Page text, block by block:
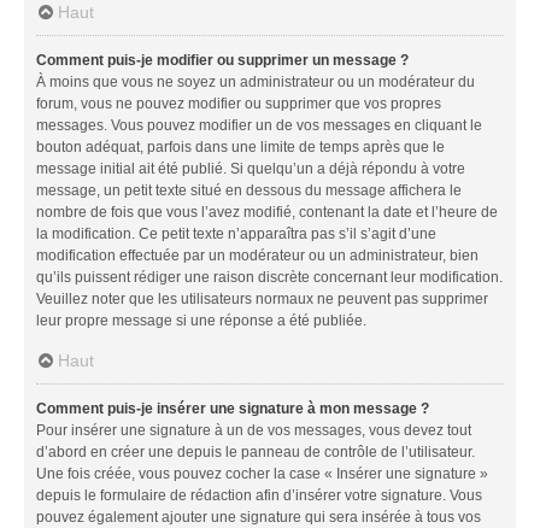
Haut
Comment puis-je modifier ou supprimer un message ?
À moins que vous ne soyez un administrateur ou un modérateur du
forum, vous ne pouvez modifier ou supprimer que vos propres
messages. Vous pouvez modifier un de vos messages en cliquant le
bouton adéquat, parfois dans une limite de temps après que le
message initial ait été publié. Si quelqu’un a déjà répondu à votre
message, un petit texte situé en dessous du message affichera le
nombre de fois que vous l’avez modifié, contenant la date et l’heure de
la modification. Ce petit texte n’apparaîtra pas s’il s’agit d’une
modification effectuée par un modérateur ou un administrateur, bien
qu’ils puissent rédiger une raison discrète concernant leur modification.
Veuillez noter que les utilisateurs normaux ne peuvent pas supprimer
leur propre message si une réponse a été publiée.
Haut
Comment puis-je insérer une signature à mon message ?
Pour insérer une signature à un de vos messages, vous devez tout
d’abord en créer une depuis le panneau de contrôle de l’utilisateur.
Une fois créée, vous pouvez cocher la case « Insérer une signature »
depuis le formulaire de rédaction afin d’insérer votre signature. Vous
pouvez également ajouter une signature qui sera insérée à tous vos